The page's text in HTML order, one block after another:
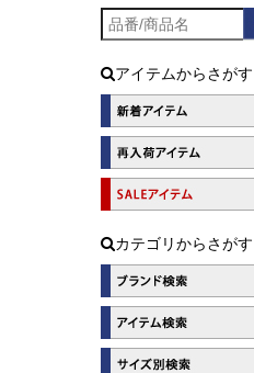
アイテムからさがす
カテゴリからさがす